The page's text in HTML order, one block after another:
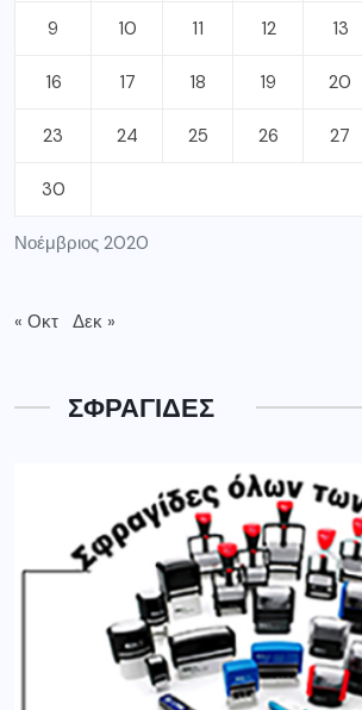
Νοέμβριος 2020
9 10 11 12 13
16 17 18 19 20
23 24 25 26 27
30
« Οκτ Δεκ »
ΣΦΡΑΓΙΔΕΣ